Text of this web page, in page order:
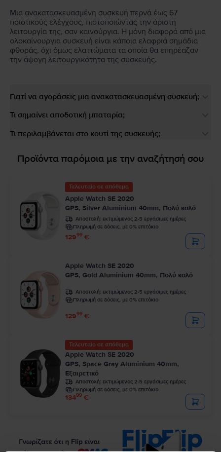
Μια ανακατασκευασμένη συσκευή περνά έως 67
ποιοτικούς ελέγχους, πιστοποιώντας την άριστη
λειτουργία της, σαν καινούργια. Η μόνη διαφορά από μια
ολοκαίνουργια συσκευή είναι κάποια ελαφριά σημάδια
φθοράς, όχι όμως ελαττώματα τα οποία θα επηρέαζαν
την άψογη λειτουργικότητα της συσκευής.
Γιατί να αγοράσεις μια ανακατασκευασμένη συσκευή;
Τι σημαίνει αποδοτική μπαταρία;
Τι περιλαμβάνεται στο κουτί της συσκευής;
Προϊόντα παρόμοια με την αναζήτησή σου
Τελευταίο σε απόθεμα
Apple Watch SE 2020
GPS, Silver Aluminium 40mm, Πολύ καλό
Αποστολή: εκτιμώμενος 2-5 εργάσιμες ημέρες
Πληρωμή σε δόσεις, με 0% επιτόκιο
12999 €
Apple Watch SE 2020
GPS, Gold Aluminium 40mm, Πολύ καλό
Αποστολή: εκτιμώμενος 2-5 εργάσιμες ημέρες
Πληρωμή σε δόσεις, με 0% επιτόκιο
12999 €
Τελευταίο σε απόθεμα
Apple Watch SE 2020
GPS, Space Gray Aluminium 40mm,
Εξαιρετικό
Αποστολή: εκτιμώμενος 2-5 εργάσιμες ημέρες
Πληρωμή σε δόσεις, με 0% επιτόκιο
13499 €